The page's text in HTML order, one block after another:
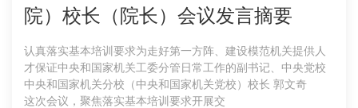
院）校长（院长）会议发言摘要
认真落实基本培训要求为走好第一方阵、建设模范机关提供人
才保证中央和国家机关工委分管日常工作的副书记、中央党校
中央和国家机关分校（中央和国家机关党校）校长 郭文奇
这次会议，聚焦落实基本培训要求开展交